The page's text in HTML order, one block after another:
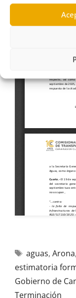
aguas, Arona,
estimatoria
Gobierno de
Terminación